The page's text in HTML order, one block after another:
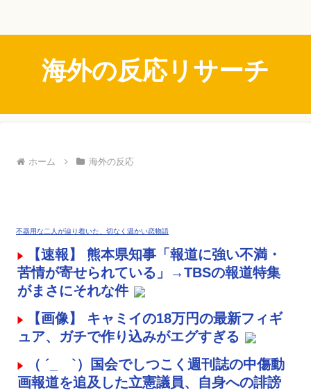
海外の反応リサーチ
ホーム 海外の反応
不器用な二人が辿り着いた、切なく温かい恋物語
【速報】 熊本県知事「報道に強い不満・
苦情が寄せられている」→TBSの報道特集
がまさにそれな件
【画像】 キャミイの18万円の最新フィギ
ュア、ガチで作り込みがエグすぎる
（ ´_ゝ`）国会でしつこく週刊誌の中傷動
画報道を追及した立憲議員、自身への誹謗